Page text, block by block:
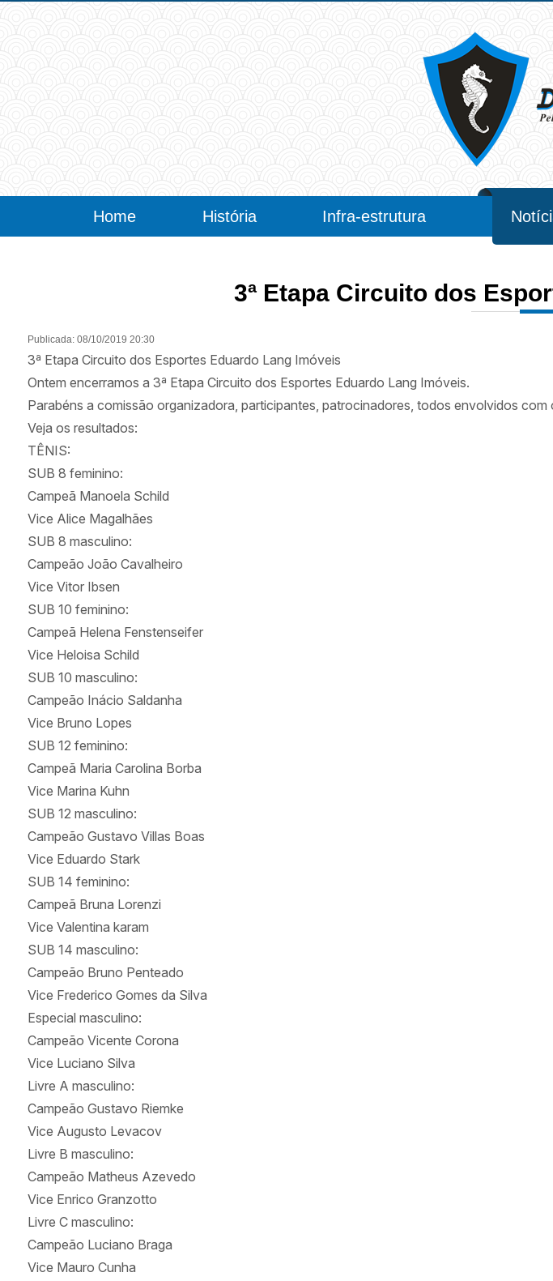
Home História Infra-estrutura
3ª Etapa Circuito dos
Publicada: 08/10/2019 20:30
3ª Etapa Circuito dos Esportes Eduardo Lang Imóveis
Ontem encerramos a 3ª Etapa Circuito dos Esportes Eduardo Lang Imóveis.
Parabéns a comissão organizadora, participantes, patrocinadores, todos envolvidos
Veja os resultados:
TÊNIS:
SUB 8 feminino:
Campeã Manoela Schild
Vice Alice Magalhães
SUB 8 masculino:
Campeão João Cavalheiro
Vice Vitor Ibsen
SUB 10 feminino:
Campeã Helena Fenstenseifer
Vice Heloisa Schild
SUB 10 masculino:
Campeão Inácio Saldanha
Vice Bruno Lopes
SUB 12 feminino:
Campeã Maria Carolina Borba
Vice Marina Kuhn
SUB 12 masculino:
Campeão Gustavo Villas Boas
Vice Eduardo Stark
SUB 14 feminino:
Campeã Bruna Lorenzi
Vice Valentina karam
SUB 14 masculino:
Campeão Bruno Penteado
Vice Frederico Gomes da Silva
Especial masculino:
Campeão Vicente Corona
Vice Luciano Silva
Livre A masculino:
Campeão Gustavo Riemke
Vice Augusto Levacov
Livre B masculino:
Campeão Matheus Azevedo
Vice Enrico Granzotto
Livre C masculino:
Campeão Luciano Braga
Vice Mauro Cunha